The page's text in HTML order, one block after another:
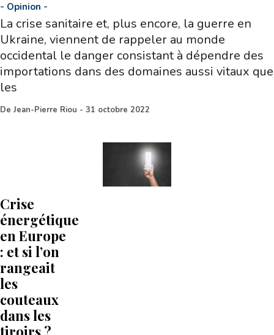
- Opinion -
La crise sanitaire et, plus encore, la guerre en
Ukraine, viennent de rappeler au monde
occidental le danger consistant à dépendre des
importations dans des domaines aussi vitaux que
les
De Jean-Pierre Riou - 31 octobre 2022
Crise
énergétique
en Europe
: et si l’on
rangeait
les
couteaux
dans les